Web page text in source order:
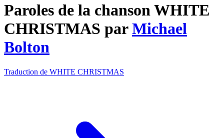
Paroles de la chanson WHITE
CHRISTMAS parMichael
Bolton
Traduction de WHITE CHRISTMAS